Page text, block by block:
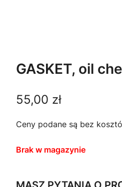
GASKET, oil
55,00 zł
Ceny podane są bez
Brak w magazynie